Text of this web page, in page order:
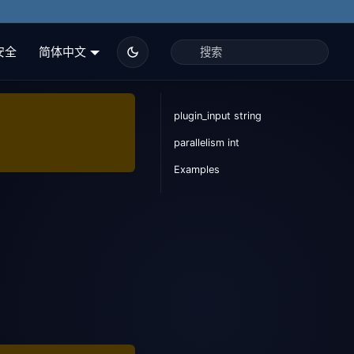
全 简体中文
plugin_input string
parallelism int
Examples